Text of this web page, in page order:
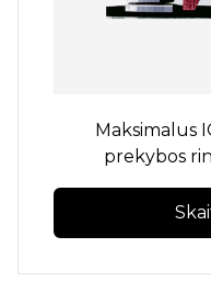
Maksimalus
prekybos